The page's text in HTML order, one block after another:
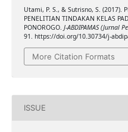
Utami, P. S., & Sutrisno, S. (2017).
PENELITIAN TINDAKAN KELAS
PONOROGO. J-ABDIPAMAS (Jurnal
91. https://doi.org/10.30734/j-
More Citation Formats
ISSUE